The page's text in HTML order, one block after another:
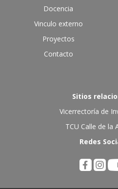
Docencia
Vinculo externo
Proyectos
Contacto
Sitios
Vicerrectoría de
TCU Calle de la
Redes